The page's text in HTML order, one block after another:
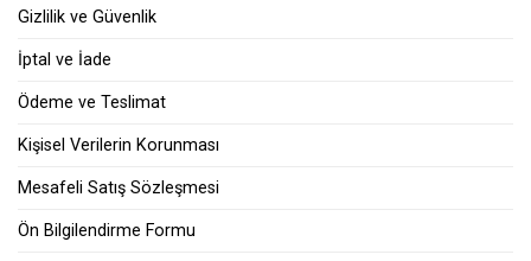
Gizlilik ve Güvenlik
İptal ve İade
Ödeme ve Teslimat
Kişisel Verilerin Korunması
Mesafeli Satış Sözleşmesi
Ön Bilgilendirme Formu